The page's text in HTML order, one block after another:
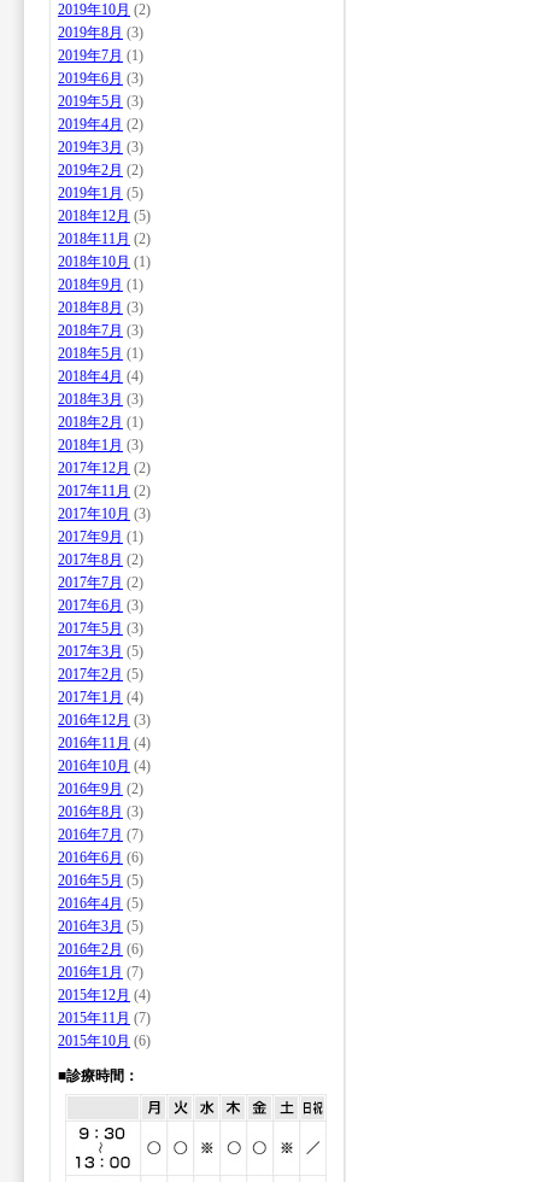
2019年10月 (2)
2019年8月 (3)
2019年7月 (1)
2019年6月 (3)
2019年5月 (3)
2019年4月 (2)
2019年3月 (3)
2019年2月 (2)
2019年1月 (5)
2018年12月 (5)
2018年11月 (2)
2018年10月 (1)
2018年9月 (1)
2018年8月 (3)
2018年7月 (3)
2018年5月 (1)
2018年4月 (4)
2018年3月 (3)
2018年2月 (1)
2018年1月 (3)
2017年12月 (2)
2017年11月 (2)
2017年10月 (3)
2017年9月 (1)
2017年8月 (2)
2017年7月 (2)
2017年6月 (3)
2017年5月 (3)
2017年3月 (5)
2017年2月 (5)
2017年1月 (4)
2016年12月 (3)
2016年11月 (4)
2016年10月 (4)
2016年9月 (2)
2016年8月 (3)
2016年7月 (7)
2016年6月 (6)
2016年5月 (5)
2016年4月 (5)
2016年3月 (5)
2016年2月 (6)
2016年1月 (7)
2015年12月 (4)
2015年11月 (7)
2015年10月 (6)
■診療時間：